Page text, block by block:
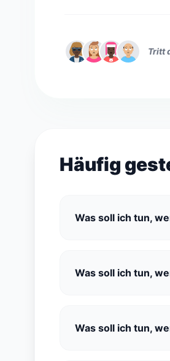
Tritt
Häufig
Was soll ich tun,
Was soll ich tun,
Was soll ich tun,